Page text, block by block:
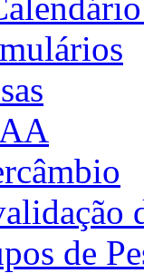
de